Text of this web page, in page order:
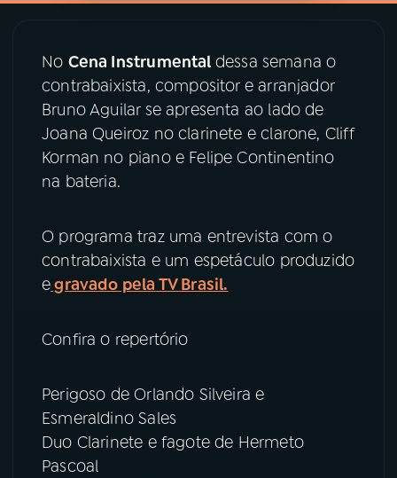
05PODCASTS
06VIDEOCASTS
ÚLTIMAS
08PRÊMIO RÁDIO MEC
ACOMPANHE A RÁDIO MEC
YouTube Facebook
Instagram
No Cena Instrumental dessa semana o
contrabaixista, compositor e arranjador
Bruno Aguilar se apresenta ao lado de
Joana Queiroz no clarinete e clarone, Cliff
Korman no piano e Felipe Continentino
na bateria.
O programa traz uma entrevista com o
contrabaixista e um espetáculo produzido
egravado pela TV Brasil.
Confira o repertório
Perigoso de Orlando Silveira e
Esmeraldino Sales
Duo Clarinete e fagote de Hermeto
Pascoal